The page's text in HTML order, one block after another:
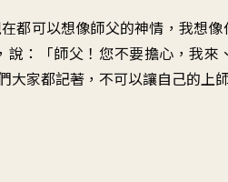
都可以想像師父的神情 ， 我想像
， 說：「師父！您不要擔心 ，我來
大家都記著 ， 不可以讓自己的上